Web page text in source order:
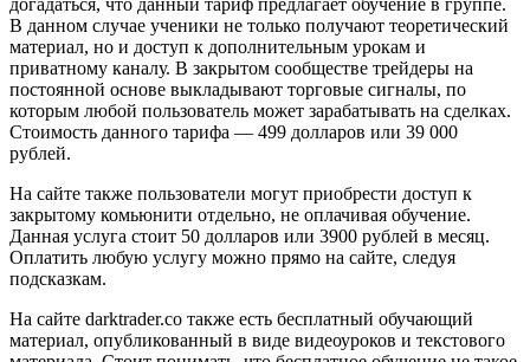
В данном случае ученики не только получают теоретический
материал, но и доступ к дополнительным урокам и
приватному каналу. В закрытом сообществе трейдеры на
постоянной основе выкладывают торговые сигналы, по
которым любой пользователь может зарабатывать на сделках.
Стоимость данного тарифа — 499 долларов или 39 000
рублей.
На сайте также пользователи могут приобрести доступ к
закрытому комьюнити отдельно, не оплачивая обучение.
Данная услуга стоит 50 долларов или 3900 рублей в месяц.
Оплатить любую услугу можно прямо на сайте, следуя
подсказкам.
На сайте darktrader.co также есть бесплатный обучающий
материал, опубликованный в виде видеоуроков и текстового